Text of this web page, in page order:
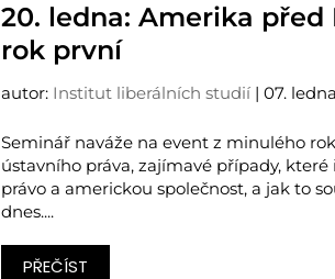
20. ledna: Amerika před
rok první
autor: Institut liberálních studií |07.
Seminář naváže na event z minulého
ústavního práva, zajímavé případy,
právo a americkou společnost, a jak to
dnes....
PŘEČÍST